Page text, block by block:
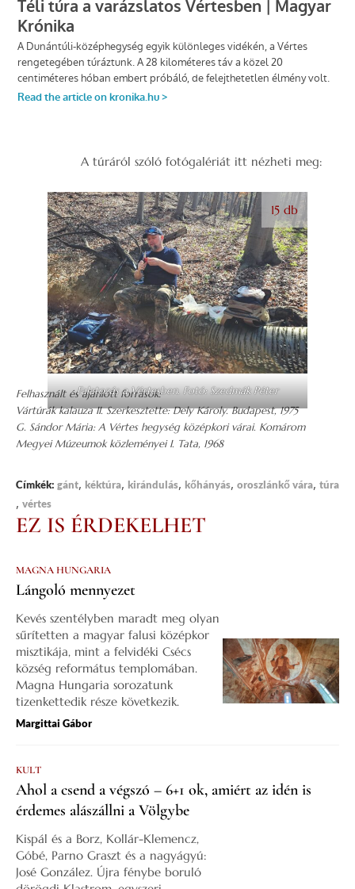
A túráról szóló fotógalériát itt nézheti meg:
Falatozás a Vértesben. Fotó: Szedmák Péter
15 db
Felhasznált és ajánlott források:
Vártúrák kalauza II. Szerkesztette: Dely Károly. Budapest, 1975
G. Sándor Mária: A Vértes hegység középkori várai. Komárom
Megyei Múzeumok közleményei I. Tata, 1968
Címkék: gánt, kéktúra, kirándulás, kőhányás, oroszlánkő vára, túra
, vértes
EZ IS ÉRDEKELHET
MAGNA HUNGARIA
Lángoló mennyezet
Kevés szentélyben maradt meg olyan
sűrítetten a magyar falusi középkor
misztikája, mint a felvidéki Csécs
község református templomában.
Magna Hungaria sorozatunk
tizenkettedik része következik.
Margittai Gábor
KULT
Ahol a csend a végszó – 6+1 ok, amiért az idén is
érdemes alászállni a Völgybe
Kispál és a Borz, Kollár-Klemencz,
Góbé, Parno Graszt és a nagyágyú:
José González. Újra fénybe boruló